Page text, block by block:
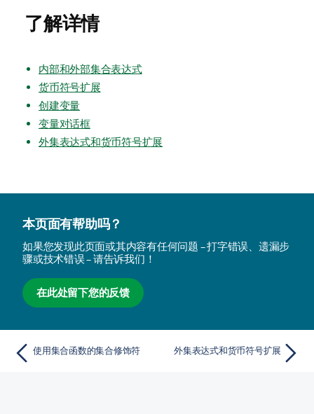
了解详情
内部和外部集合表达式
货币符号扩展
创建变量
变量对话框
外集表达式和货币符号扩展
本页面有帮助吗？
如果您发现此页面或其内容有任何问题 – 打字错误、遗漏步
骤或技术错误 – 请告诉我们！
在此处留下您的反馈
使用集合函数的集合修饰符 外集表达式和货币符号扩展